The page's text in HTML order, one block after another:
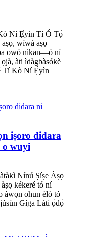
Ní Ẹ̀yìn Tí Ó Tọ́
wíwá aṣọ
owó nìkan—ó ní
àti ìdàgbàsókè
Tí Kò Ní Ẹ̀yìn
iṣoro didara
o wuyi
Nínú Ṣíṣe Àṣọ
kékeré tó ní
àwọn ohun èlò tó
Gíga Láti ọ̀dọ̀